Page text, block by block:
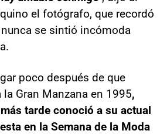
el fotógrafo, que recordó
se sintió incómoda
poco después de que
Gran Manzana en 1995,
tarde conoció a su actual
en la Semana de la Moda